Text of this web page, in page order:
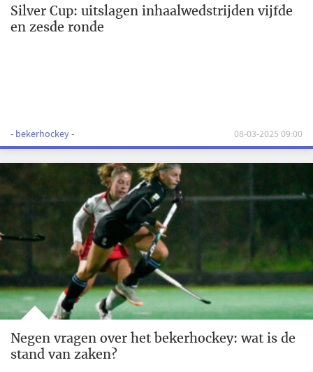
Silver Cup: uitslagen inhaalwedstrijden vijfde
en zesde ronde
- bekerhockey - 08-03-2025 09:00
Negen vragen over het bekerhockey: wat is de
stand van zaken?